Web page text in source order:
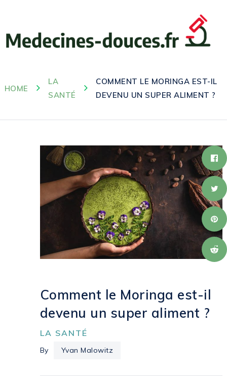
HOME
LA
SANTÉ
COMMENT LE MORINGA EST-IL
DEVENU UN SUPER ALIMENT ?
Comment le Moringa est-il
devenu un super aliment ?
LA SANTÉ
By Yvan Malowitz